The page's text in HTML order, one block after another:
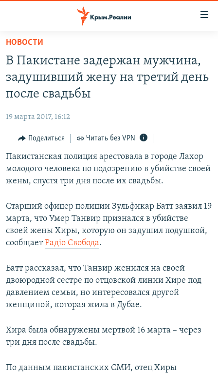
Вернуться
основному
содержанию
Вернутся
главной
навигации
Вернутся
поиску
11 ЛЕТ ОККУПАЦИИ КРЫМА. 11 ИСТОРИЙ СОПРОТИВЛЕНИЯ
ВОДА
ЕЩЕ
ИНТЕРАКТИВ
ИНФОГРАФИКА
ТЕЛЕПРОЕКТ КРЫМ.РЕАЛИИ
ПРОПАВШИЕ БЕЗ ВЕСТИ
ПОБЕДИТЕЛЕЙ НЕ СУДЯТ?
КРЫМ.НЕПОКОРЕННЫЙ
УКРАИНСКАЯ ПРОБЛЕМА КРЫМА
РАДІО СВОБОДА
КАК ОБОЙТИ БЛОКИРОВКУ
Українською
Qırımtatar
ПРИСОЕДИНЯЙТЕСЬ!
Все сайты RFE/RL
НОВОСТИ
В Пакистане задержан мужчина,
задушивший жену на третий день
после свадьбы
19 марта 2017, 16:12
Поделиться Читать без VPN
Пакистанская полиция арестовала в городе Лахор
молодого человека по подозрению в убийстве своей
жены, спустя три дня после их свадьбы.
Старший офицер полиции Зульфикар Батт заявил 19
марта, что Умер Танвир признался в убийстве
своей жены Хиры, которую он задушил подушкой,
сообщаетРадіо Свобода.
Батт рассказал, что Танвир женился на своей
двоюродной сестре по отцовской линии Хире под
давлением семьи, но интересовался другой
женщиной, которая жила в Дубае.
Хира была обнаружены мертвой 16 марта – через
три дня после свадьбы.
По данным пакистанских СМИ, отец Хиры